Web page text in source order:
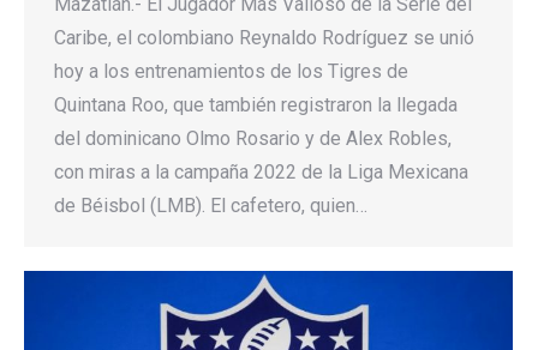
Caribe, el colombiano Reynaldo Rodríguez se unió
hoy a los entrenamientos de los Tigres de
Quintana Roo, que también registraron la llegada
del dominicano Olmo Rosario y de Alex Robles,
con miras a la campaña 2022 de la Liga Mexicana
de Béisbol (LMB). El cafetero, quien…